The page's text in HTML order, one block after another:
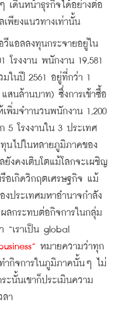
เดินหน้าธุรกิจได้อย่างต่อ
เพียงแนวทางเท่านั้น
วีแอลลงทุนกระจายอยู่ใน
โรงงาน พนักงาน
มในปี 2561 อยู่ที่กว่า
แสนล้านบาท) ซึ่งการเข้าซื้อ
เพิ่มจำานวนพนักงาน
5 โรงงานใน 3 ประเทศ
ทุนไปในหลายภูมิภาคของ
ยังคงเติบโตแม้โลกจะเผชิญ
อเกิดวิกฤตเศรษฐกิจ แม้
งประเทศมหาอำนาจกำลัง
ลกระทบต่อกิจการในกลุ่ม
“เราเป็น global
หมายความว่าทุก
ำกิจการในภูมิภาคนั้นๆ
ไม่
ระนั้นเขาก็ประเมินความ
ลา